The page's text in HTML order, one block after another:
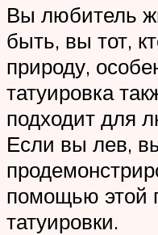
Вы любитель
быть, вы тот,
природу,
татуировка
подходит для
Если вы лев,
помощью этой
татуировки.